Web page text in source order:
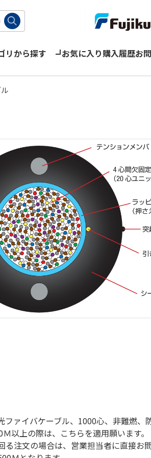
リから探す お気に入り購入履歴お
ファイバケーブル、1000心、非難燃、
以上の際は、こちらを適用願います。
る注文の場合は、営業担当者に直接お